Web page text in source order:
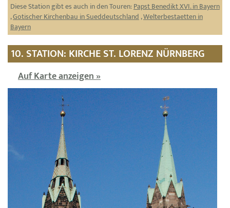
Diese Station gibt es auch in den Touren:Papst Benedikt XVI. in Bayern
,Gotischer Kirchenbau in Sueddeutschland,Welterbestaetten in
Bayern
10. STATION: KIRCHE ST. LORENZ NÜRNBERG
Auf Karte anzeigen »